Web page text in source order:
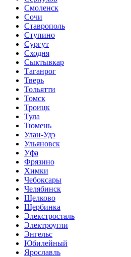
Смоленск
Сочи
Ставрополь
Ступино
Сургут
Сходня
Сыктывкар
Таганрог
Тверь
Тольятти
Томск
Троицк
Тула
Тюмень
Улан-Удэ
Ульяновск
Уфа
Фрязино
Химки
Чебоксары
Челябинск
Щелково
Щербинка
Элекстросталь
Электроугли
Энгельс
Юбилейный
Ярославль